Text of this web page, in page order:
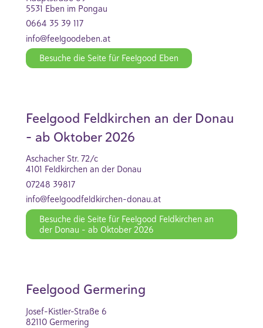
5531 Eben im Pongau
0664 35 39 117
info@feelgoodeben.at
Besuche die Seite für Feelgood Eben
Feelgood Feldkirchen an der Donau
- ab Oktober 2026
Aschacher Str. 72/c
4101 Feldkirchen an der Donau
07248 39817
info@feelgoodfeldkirchen-donau.at
Besuche die Seite für Feelgood Feldkirchen an
der Donau - ab Oktober 2026
Feelgood Germering
Josef-Kistler-Straße 6
82110 Germering